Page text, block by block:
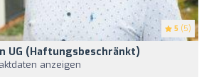
5 (5)
UG (haftungsbeschränkt)
anzeigen